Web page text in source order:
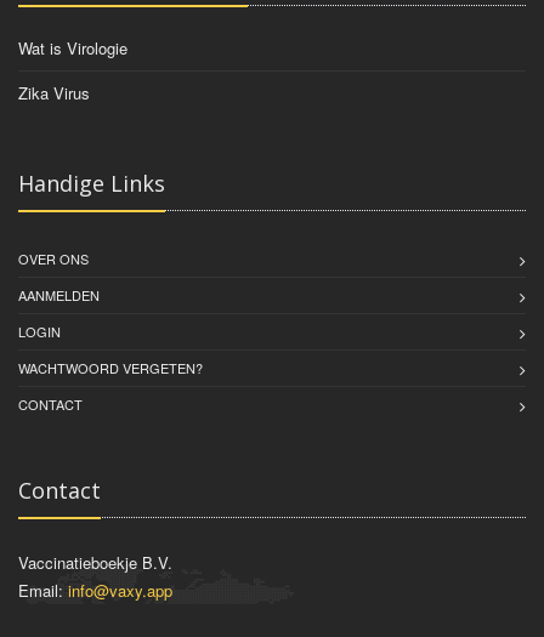
Wat is Virologie
Zika Virus
Handige Links
OVER ONS
AANMELDEN
LOGIN
WACHTWOORD VERGETEN?
CONTACT
Contact
Vaccinatieboekje B.V.
Email: info@vaxy.app